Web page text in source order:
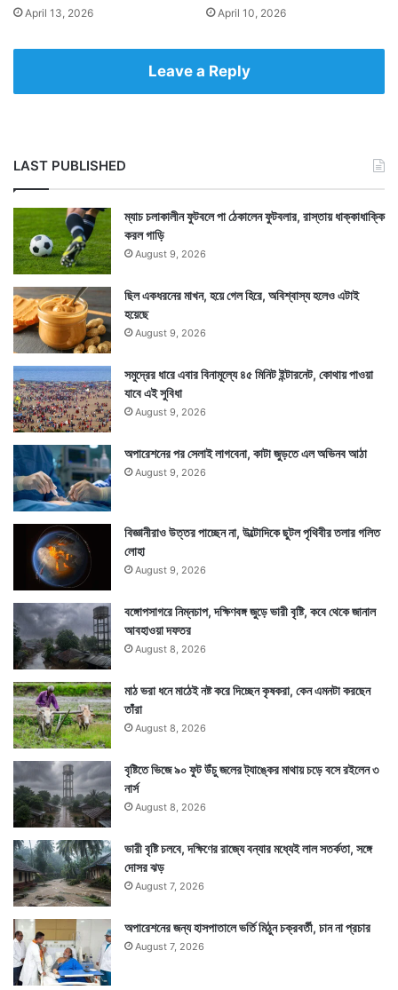
April 13, 2026 April 10, 2026
Leave a Reply
LAST PUBLISHED
ম্যাচ চলাকালীন ফুটবলে পা ঠেকালেন ফুটবলার, রাস্তায় ধাক্কাধাক্কি
করল গাড়ি
August 9, 2026
ছিল একধরনের মাখন, হয়ে গেল হিরে, অবিশ্বাস্য হলেও এটাই
হয়েছে
August 9, 2026
সমুদ্রের ধারে এবার বিনামূল্যে ৪৫ মিনিট ইন্টারনেট, কোথায় পাওয়া
যাবে এই সুবিধা
August 9, 2026
অপারেশনের পর সেলাই লাগবেনা, কাটা জুড়তে এল অভিনব আঠা
August 9, 2026
বিজ্ঞানীরাও উত্তর পাচ্ছেন না, উল্টোদিকে ছুটল পৃথিবীর তলার গলিত
লোহা
August 9, 2026
বঙ্গোপসাগরে নিম্নচাপ, দক্ষিণবঙ্গ জুড়ে ভারী বৃষ্টি, কবে থেকে জানাল
আবহাওয়া দফতর
August 8, 2026
মাঠ ভরা ধনে মাঠেই নষ্ট করে দিচ্ছেন কৃষকরা, কেন এমনটা করছেন
তাঁরা
August 8, 2026
বৃষ্টিতে ভিজে ৯০ ফুট উঁচু জলের ট্যাঙ্কের মাথায় চড়ে বসে রইলেন ৩
নার্স
August 8, 2026
ভারী বৃষ্টি চলবে, দক্ষিণের রাজ্যে বন্যার মধ্যেই লাল সতর্কতা, সঙ্গে
দোসর ঝড়
August 7, 2026
অপারেশনের জন্য হাসপাতালে ভর্তি মিঠুন চক্রবর্তী, চান না প্রচার
August 7, 2026